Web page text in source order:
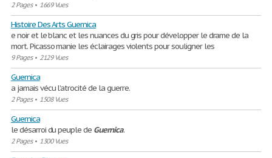
2 Pages• 1669 Vues
Histoire Des Arts Guernica
e noir et le blanc et les nuances du gris pour développer le drame de la
mort. Picasso manie les éclairages violents pour souligner les
9 Pages• 2129 Vues
Guernica
a jamais vécu l’atrocité de la guerre.
2 Pages• 1508 Vues
Guernica
le désarroi du peuple de Guernica.
2 Pages• 1300 Vues